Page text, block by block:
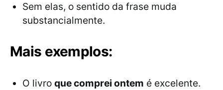
Sem elas, o sentido da frase muda
substancialmente.
Mais exemplos:
O livro que comprei ontem é excelente.